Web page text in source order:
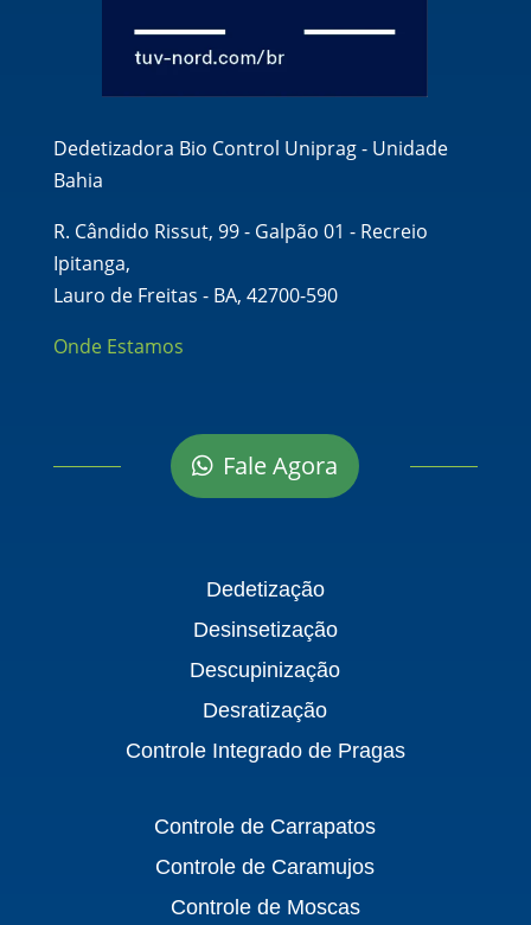
Dedetizadora Bio Control Uniprag - Unidade
Bahia
R. Cândido Rissut, 99 - Galpão 01 - Recreio
Ipitanga,
Lauro de Freitas - BA, 42700-590
Onde Estamos
Fale Agora
Dedetização
Desinsetização
Descupinização
Desratização
Controle Integrado de Pragas
Controle de Carrapatos
Controle de Caramujos
Controle de Moscas